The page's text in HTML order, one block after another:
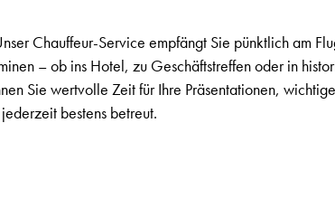
Chauffeur-Service empfängt Sie pünktlich am
– ob ins Hotel, zu Geschäftstreffen oder in
Sie wertvolle Zeit für Ihre Präsentationen,
bestens betreut.